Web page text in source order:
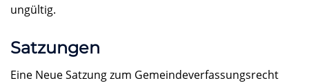
ungültig.
Satzungen
Eine Neue Satzung zum Gemeindeverfassungsrecht